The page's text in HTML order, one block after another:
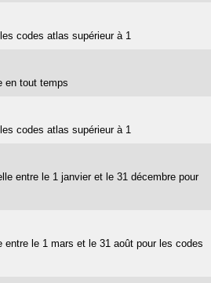
codes atlas supérieur à 1
en tout temps
codes atlas supérieur à 1
entre le 1 janvier et le 31 décembre pour
le 1 mars et le 31 août pour les codes